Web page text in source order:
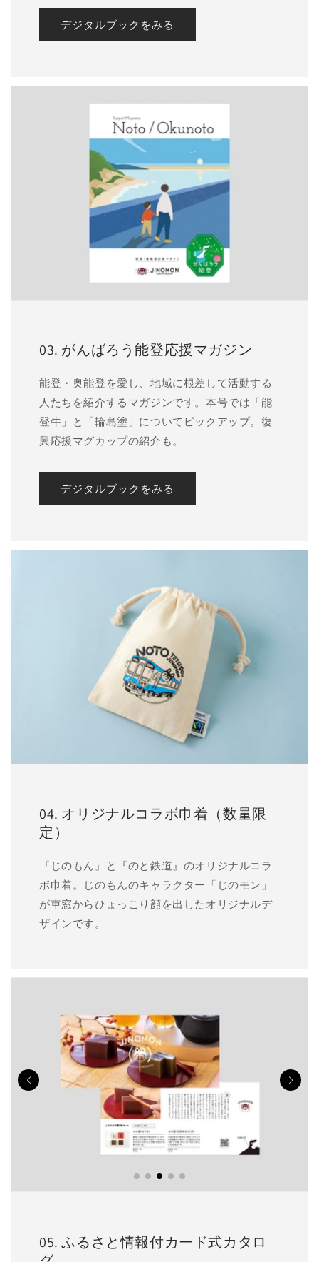
デジタルブックをみる
03. がんばろう能登応援マガジン
能登・奥能登を愛し、地域に根差して活動する
人たちを紹介するマガジンです。本号では「能
登牛」と「輪島塗」についてピックアップ。復
興応援マグカップの紹介も。
デジタルブックをみる
04. オリジナルコラボ巾着（数量限
定）
『じのもん』と『のと鉄道』のオリジナルコラ
ボ巾着。じのもんのキャラクター「じのモン」
が車窓からひょっこり顔を出したオリジナルデ
ザインです。
05. ふるさと情報付カード式カタロ